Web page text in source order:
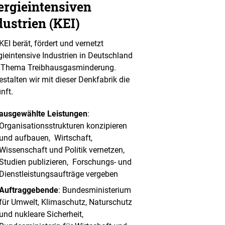
(KEI)
berät, fördert und vernetzt
Industrien in Deutschland
Treibhausgasminderung.
wir mit dieser Denkfabrik die
Leistungen:
Organisationsstrukturen konzipieren
und aufbauen, Wirtschaft,
und Politik vernetzen,
publizieren, Forschungs- und
Dienstleistungsaufträge vergeben
: Bundesministerium
Umwelt, Klimaschutz, Naturschutz
und nukleare Sicherheit,